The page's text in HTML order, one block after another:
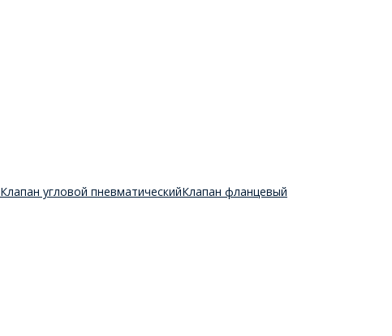
Клапан угловой пневматическийКлапан фланцевый